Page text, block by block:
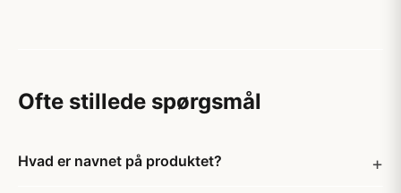
Ofte stillede spørgsmål
Hvad er navnet på produktet?